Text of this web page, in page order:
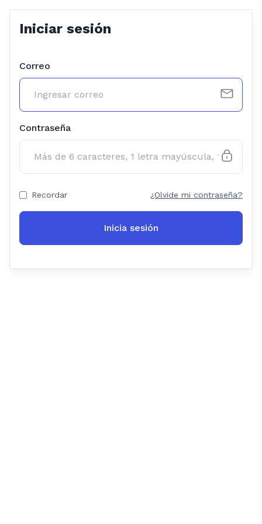
Iniciar sesión
Correo
Contraseña
Recordar ¿Olvide mi contraseña?